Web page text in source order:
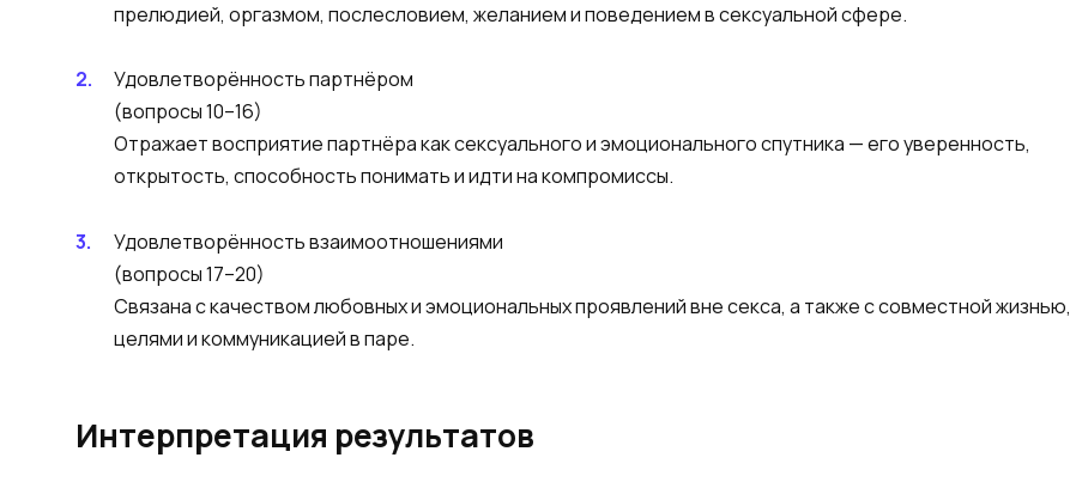
прелюдией, оргазмом, послесловием, желанием и поведением в сексуальной сфере.
Удовлетворённость партнёром
(вопросы 10–16)
Отражает восприятие партнёра как сексуального и эмоционального спутника — его уверенность,
открытость, способность понимать и идти на компромиссы.
Удовлетворённость взаимоотношениями
(вопросы 17–20)
Связана с качеством любовных и эмоциональных проявлений вне секса, а также с совместной жизнью,
целями и коммуникацией в паре.
Интерпретация результатов